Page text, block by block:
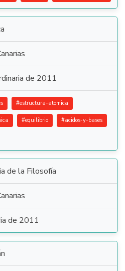
de 2011
#estructura-atomica
#equilibrio #acidos-y-bases
de la Filosofía
de 2011